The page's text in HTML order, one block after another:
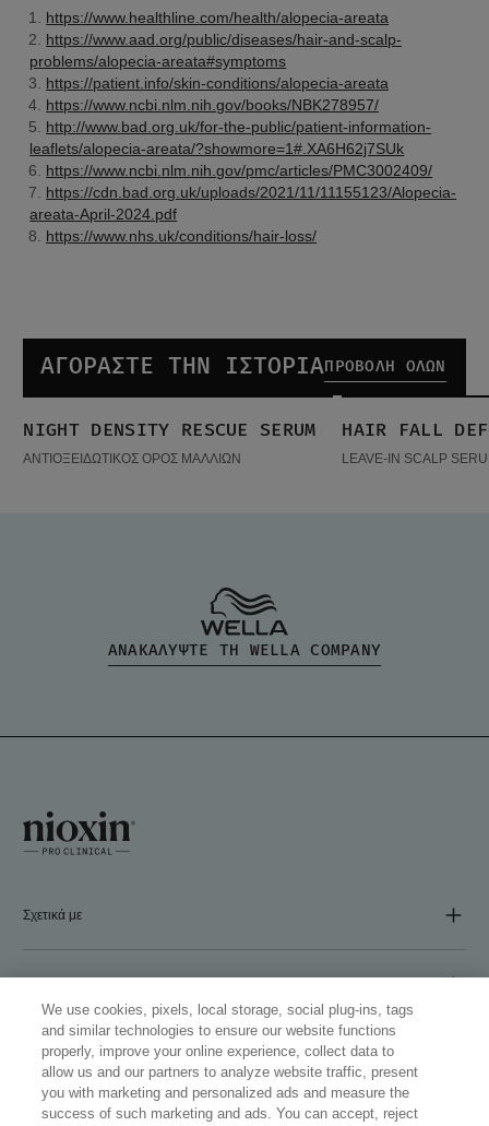
https://www.healthline.com/health/alopecia-areata
https://www.aad.org/public/diseases/hair-and-scalp-
problems/alopecia-areata#symptoms
https://patient.info/skin-conditions/alopecia-areata
https://www.ncbi.nlm.nih.gov/books/NBK278957/
http://www.bad.org.uk/for-the-public/patient-information-
leaflets/alopecia-areata/?showmore=1#.XA6H62j7SUk
https://www.ncbi.nlm.nih.gov/pmc/articles/PMC3002409/
https://cdn.bad.org.uk/uploads/2021/11/11155123/Alopecia-
areata-April-2024.pdf
https://www.nhs.uk/conditions/hair-loss/
ΑΓΟΡΑΣΤΕ ΤΗΝ ΙΣΤΟΡΙΑΠΡΟΒΟΛΉ ΌΛΩΝ
Night density Rescue Serum
ΔΗΜΟΦΙΛΉ ΠΡΟΪΌΝΤΑ
NIGHT DENSITY RESCUE SERUM
ΑΝΤΙΟΞΕΙΔΩΤΙΚΟΣ ΟΡΟΣ ΜΑΛΛΙΩΝ
Hair Fall Defense Serum
ΔΗΜΟΦΙΛΉ
HAIR FALL
LEAVE-IN SCALP
ΑΝΑΚΑΛΥΨΤΕ ΤΗ WELLA COMPANY
Σχετικά με
Ακολουθήστε μας
We use cookies, pixels, local storage, social plug-ins, tags
and similar technologies to ensure our website functions
properly, improve your online experience, collect data to
allow us and our partners to analyze website traffic, present
you with marketing and personalized ads and measure the
success of such marketing and ads. You can accept, reject